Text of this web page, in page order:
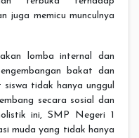
juga memicu munculnya
lomba internal dan
bakat dan
tidak hanya unggul
secara sosial dan
ini, SMP Negeri 1
muda yang tidak hanya